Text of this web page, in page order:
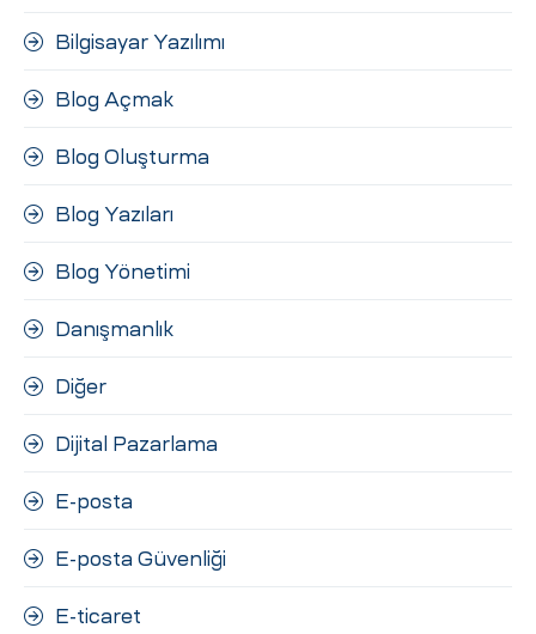
Bilgisayar Yazılımı
Blog Açmak
Blog Oluşturma
Blog Yazıları
Blog Yönetimi
Danışmanlık
Diğer
Dijital Pazarlama
E-posta
E-posta Güvenliği
E-ticaret